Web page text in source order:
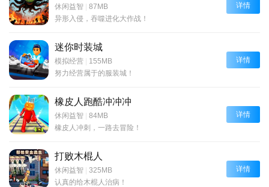
休闲益智 | 87MB
异形入侵，吞噬进化大作战！
详情
迷你时装城
模拟经营 | 155MB
努力经营属于的服装城！
详情
橡皮人跑酷冲冲冲
休闲益智 | 84MB
橡皮人冲刺，一路去冒险！
详情
打败木棍人
休闲益智 | 325MB
认真的给木棍人治病！
详情